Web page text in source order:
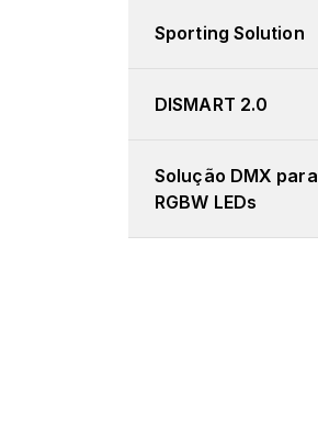
Sporting Solution
DISMART 2.0
Solução DMX para
RGBW LEDs